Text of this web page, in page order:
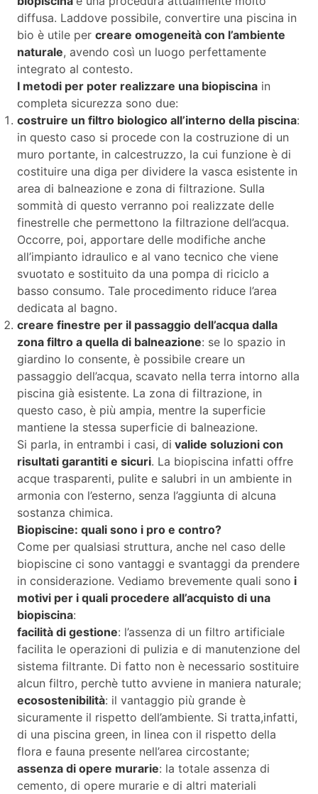
diffusa. Laddove possibile, convertire una piscina in
bio è utile per creare omogeneità con l’ambiente
naturale, avendo così un luogo perfettamente
integrato al contesto.
I metodi per poter realizzare una biopiscina in
completa sicurezza sono due:
costruire un filtro biologico all’interno della piscina:
in questo caso si procede con la costruzione di un
muro portante, in calcestruzzo, la cui funzione è di
costituire una diga per dividere la vasca esistente in
area di balneazione e zona di filtrazione. Sulla
sommità di questo verranno poi realizzate delle
finestrelle che permettono la filtrazione dell’acqua.
Occorre, poi, apportare delle modifiche anche
all’impianto idraulico e al vano tecnico che viene
svuotato e sostituito da una pompa di riciclo a
basso consumo. Tale procedimento riduce l’area
dedicata al bagno.
creare finestre per il passaggio dell’acqua dalla
zona filtro a quella di balneazione: se lo spazio in
giardino lo consente, è possibile creare un
passaggio dell’acqua, scavato nella terra intorno alla
piscina già esistente. La zona di filtrazione, in
questo caso, è più ampia, mentre la superficie
mantiene la stessa superficie di balneazione.
Si parla, in entrambi i casi, di valide soluzioni con
risultati garantiti e sicuri. La biopiscina infatti offre
acque trasparenti, pulite e salubri in un ambiente in
armonia con l’esterno, senza l’aggiunta di alcuna
sostanza chimica.
Biopiscine: quali sono i pro e contro?
Come per qualsiasi struttura, anche nel caso delle
biopiscine ci sono vantaggi e svantaggi da prendere
in considerazione. Vediamo brevemente quali sono i
motivi per i quali procedere all’acquisto di una
biopiscina:
facilità di gestione: l’assenza di un filtro artificiale
facilita le operazioni di pulizia e di manutenzione del
sistema filtrante. Di fatto non è necessario sostituire
alcun filtro, perchè tutto avviene in maniera naturale;
ecosostenibilità: il vantaggio più grande è
sicuramente il rispetto dell’ambiente. Si tratta,infatti,
di una piscina green, in linea con il rispetto della
flora e fauna presente nell’area circostante;
assenza di opere murarie: la totale assenza di
cemento, di opere murarie e di altri materiali